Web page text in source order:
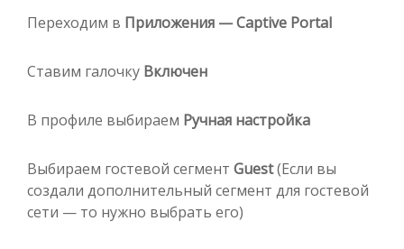
Переходим в Приложения — Captive Portal
Ставим галочку Включен
В профиле выбираем Ручная настройка
Выбираем гостевой сегмент Guest(Если вы
создали дополнительный сегмент для гостевой
сети — то нужно выбрать его)